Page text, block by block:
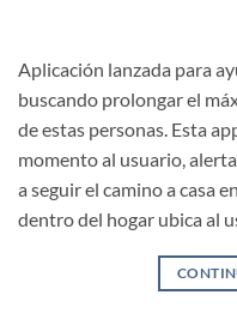
Aplicación lanzada para
buscando prolongar el
de estas personas. Esta
momento al usuario,
a seguir el camino a casa
dentro del hogar ubica al